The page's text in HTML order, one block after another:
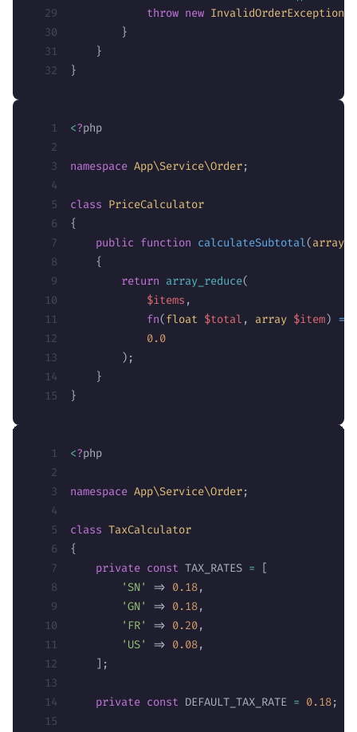
            throw
new InvalidOrderException
        }
    }
}
<?php
namespace App\Service\Order;
class PriceCalculator
{
    public
function calculateSubtotal(array
    {
        return
array_reduce(
            $items
,
            fn
(float $total , array $item) =>
            0.0
        );
    }
}
<?php
namespace App\Service\Order;
class TaxCalculator
{
    private
const TAX_RATES = [
        'SN'
=> 0.18,
        'GN'
=> 0.18,
        'FR'
=> 0.20,
        'US'
=> 0.08,
    ];
    private
const DEFAULT_TAX_RATE = 0.18;